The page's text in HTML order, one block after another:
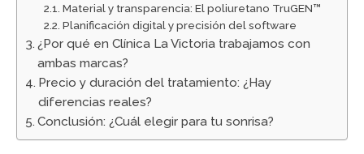
Material y transparencia: El poliuretano TruGEN™
Planificación digital y precisión del software
¿Por qué en Clínica La Victoria trabajamos con
ambas marcas?
Precio y duración del tratamiento: ¿Hay
diferencias reales?
Conclusión: ¿Cuál elegir para tu sonrisa?